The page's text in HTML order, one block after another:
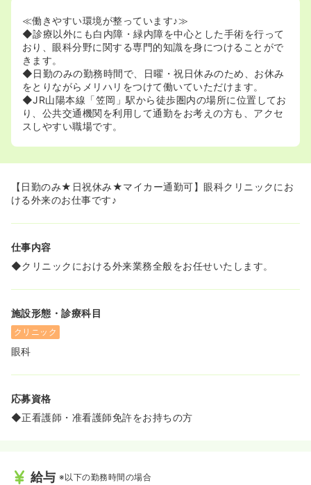
≪働きやすい環境が整っています♪≫
◆診療以外にも白内障・緑内障を中心とした手術を行って
おり、眼科分野に関する専門的知識を身につけることがで
きます。
◆日勤のみの勤務時間で、日曜・祝日休みのため、お休み
をとりながらメリハリをつけて働いていただけます。
◆JR山陽本線「笠岡」駅から徒歩圏内の場所に位置してお
り、公共交通機関を利用して通勤をお考えの方も、アクセ
スしやすい職場です。
【日勤のみ★日祝休み★マイカー通勤可】眼科クリニックにお
ける外来のお仕事です♪
仕事内容
◆クリニックにおける外来業務全般をお任せいたします。
施設形態・診療科目
クリニック
眼科
応募資格
◆正看護師・准看護師免許をお持ちの方
給与 ※以下の勤務時間の場合